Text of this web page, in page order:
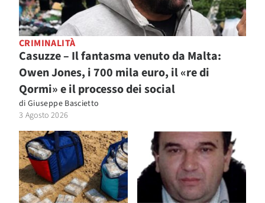
CRIMINALITÀ
Casuzze – Il fantasma venuto da Malta:
Owen Jones, i 700 mila euro, il «re di
Qormi» e il processo dei social
di Giuseppe Bascietto
3 Agosto 2026